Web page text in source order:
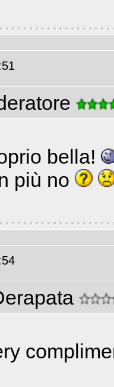
bella!
più no